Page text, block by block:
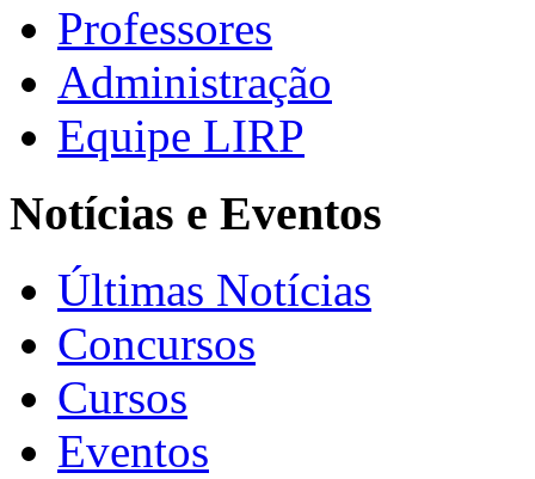
Professores
Administração
Equipe LIRP
Notícias e Eventos
Últimas Notícias
Concursos
Cursos
Eventos